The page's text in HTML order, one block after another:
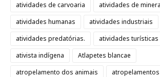
atividades de carvoaria
atividades de
atividades humanas
atividades industriais
atividades predatórias.
atividades turísticas
ativista indígena
Atlapetes blancae
atropelamento dos animais
atropelamentos